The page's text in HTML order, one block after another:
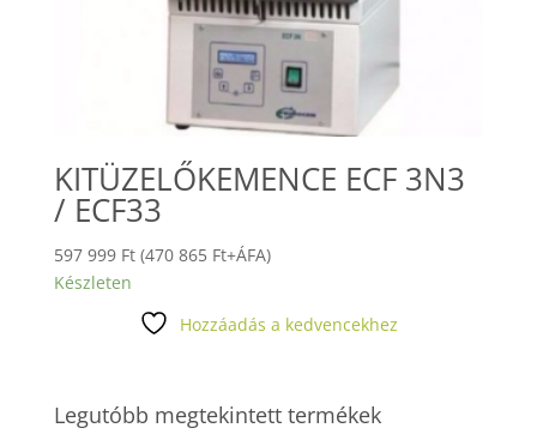
KITÜZELŐKEMENCE ECF 3N3
/ ECF33
597 999 Ft (470 865 Ft+ÁFA)
Készleten
Hozzáadás a kedvencekhez
Legutóbb megtekintett termékek